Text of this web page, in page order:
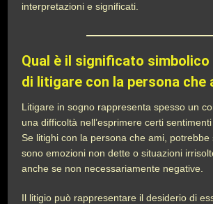
interpretazioni e significati.
Qual è il significato
di litigare con la persona che
Litigare in sogno rappresenta spesso un
una difficoltà nell’esprimere certi
Se litighi con la persona che ami, potrebbe
sono emozioni non dette o situazioni
anche se non necessariamente negative.
Il litigio può rappresentare il desiderio di